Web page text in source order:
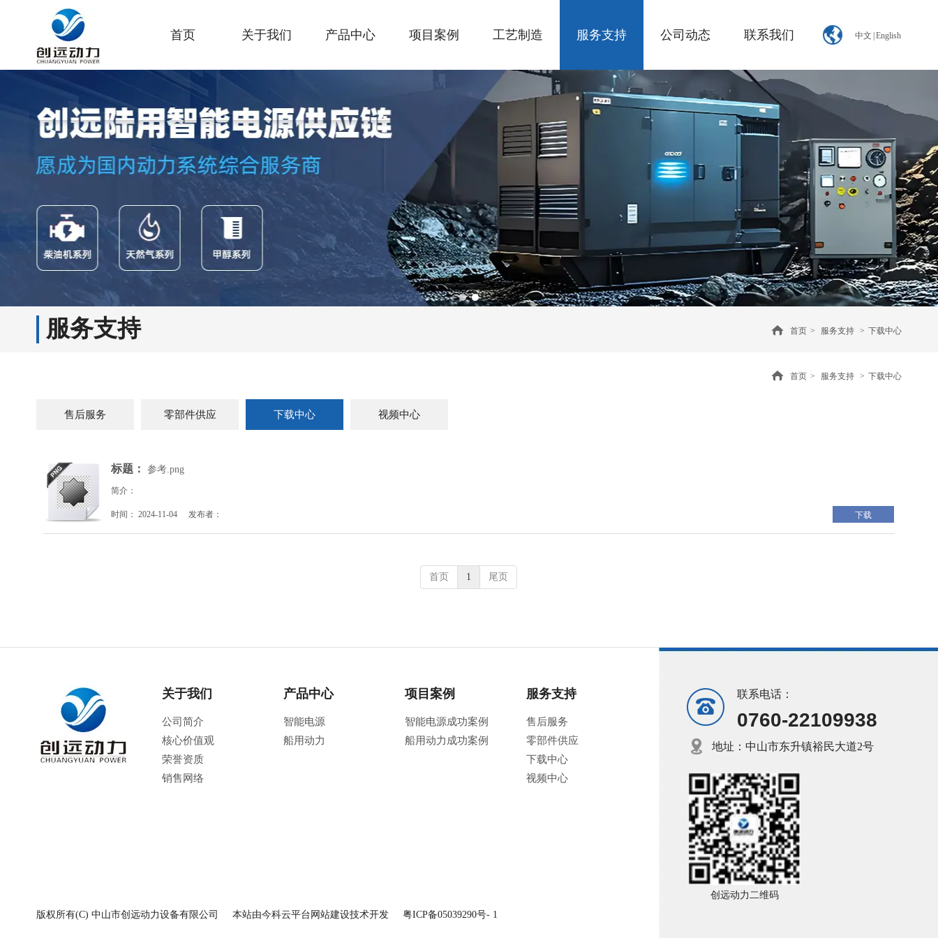
中文 English
首页 关于我们 产品中心 项目案例 工艺制造 服务支持 公司动态 联系我们
1 2
服务支持 首页 > 服务支持 > 下载中心
首页 > 服务支持 > 下载中心
售后服务 零部件供应 下载中心 视频中心
标题： 参考.png
简介：
时间： 2024-11-04 发布者： 下载
首页 1 尾页
创远动力二维码
联系电话：
0760-22109938
地址：中山市东升镇裕民大道2号
关于我们
公司简介
核心价值观
荣誉资质
销售网络
产品中心
智能电源
船用动力
项目案例
智能电源成功案例
船用动力成功案例
服务支持
售后服务
零部件供应
下载中心
视频中心
版权所有(C) 中山市创远动力设备有限公司 本站由今科云平台网站建设技术开发 粤ICP备05039290号- 1